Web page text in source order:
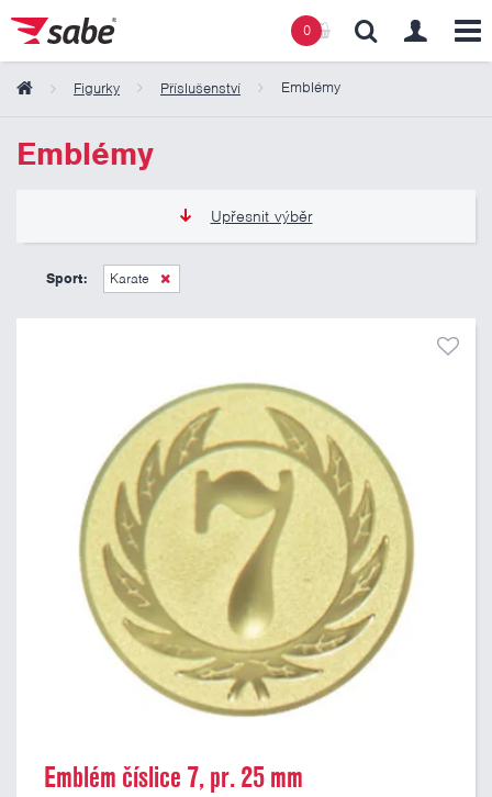
0
Figurky Příslušenství Emblémy
Emblémy
Upřesnit výběr
6 Kč
Sport: Karate
Emblém číslice 7, pr. 25 mm
Obsah košíku